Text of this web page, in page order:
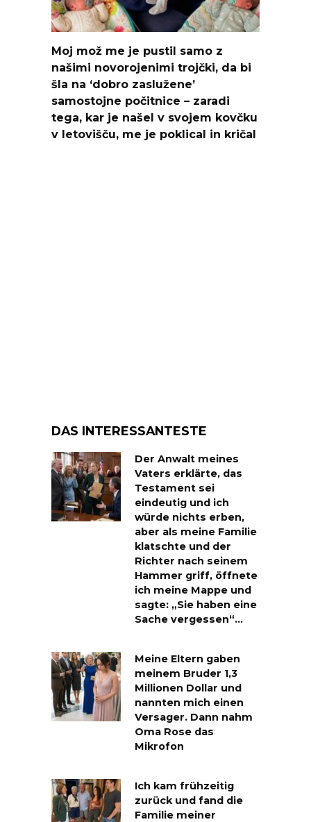
Moj mož me je pustil samo z
našimi novorojenimi trojčki, da bi
šla na ‘dobro zaslužene’
samostojne počitnice – zaradi
tega, kar je našel v svojem kovčku
v letovišču, me je poklical in kričal
DAS INTERESSANTESTE
Der Anwalt meines
Vaters erklärte, das
Testament sei
eindeutig und ich
würde nichts erben,
aber als meine Familie
klatschte und der
Richter nach seinem
Hammer griff, öffnete
ich meine Mappe und
sagte: „Sie haben eine
Sache vergessen“…
Meine Eltern gaben
meinem Bruder 1,3
Millionen Dollar und
nannten mich einen
Versager. Dann nahm
Oma Rose das
Mikrofon
Ich kam frühzeitig
zurück und fand die
Familie meiner